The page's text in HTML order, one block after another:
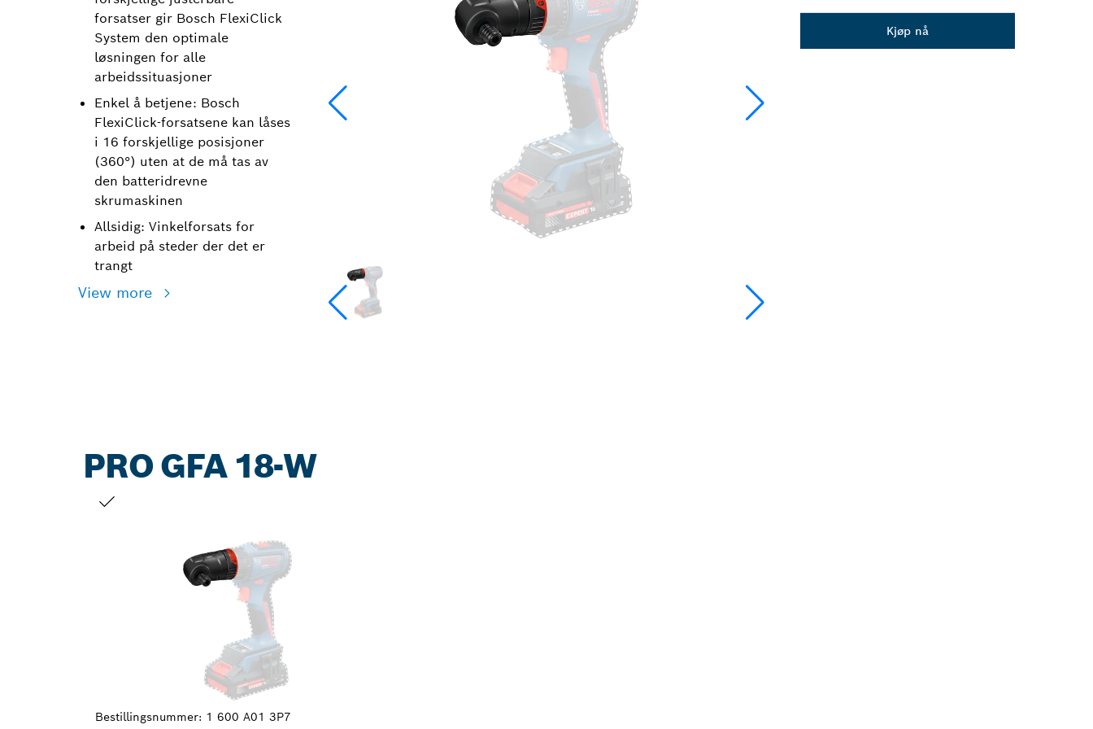
forsatser gir Bosch FlexiClick
System den optimale
løsningen for alle
arbeidssituasjoner
Enkel å betjene: Bosch
FlexiClick-forsatsene kan låses
i 16 forskjellige posisjoner
(360°) uten at de må tas av
den batteridrevne
skrumaskinen
Allsidig: Vinkelforsats for
arbeid på steder der det er
trangt
View more
Kjøp nå
PRO GFA 18-W
Bestillingsnummer: 1 600 A01 3P7